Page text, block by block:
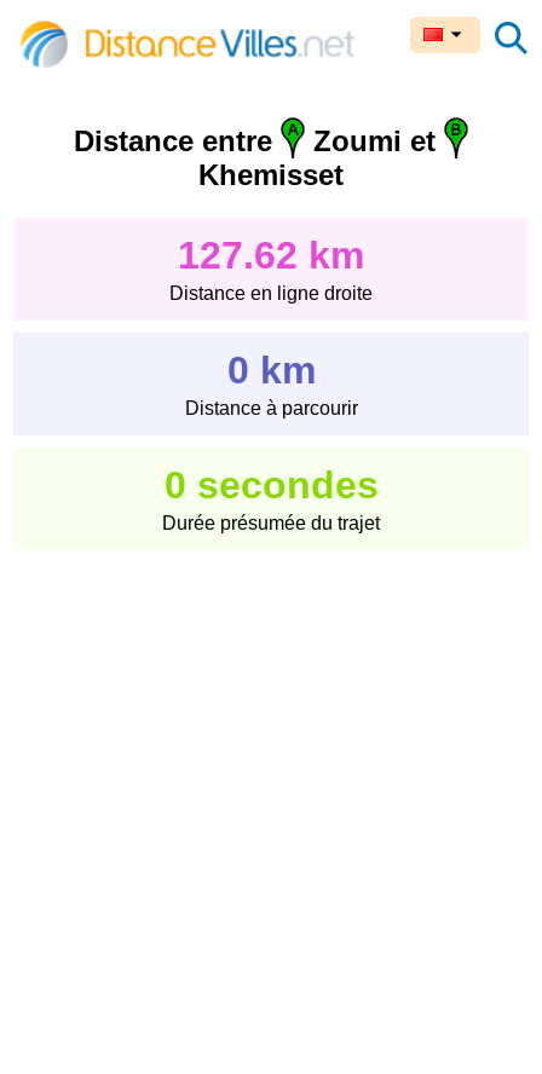
Distance entre
Zoumi et
Khemisset
127.62 km
Distance en ligne droite
0 km
Distance à parcourir
0 secondes
Durée présumée du trajet